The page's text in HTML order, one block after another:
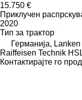
15.750 €
Приклучен
2020
Тип за трактор
Германија, Lanken
Raiffeisen Technik
Контактирајте го